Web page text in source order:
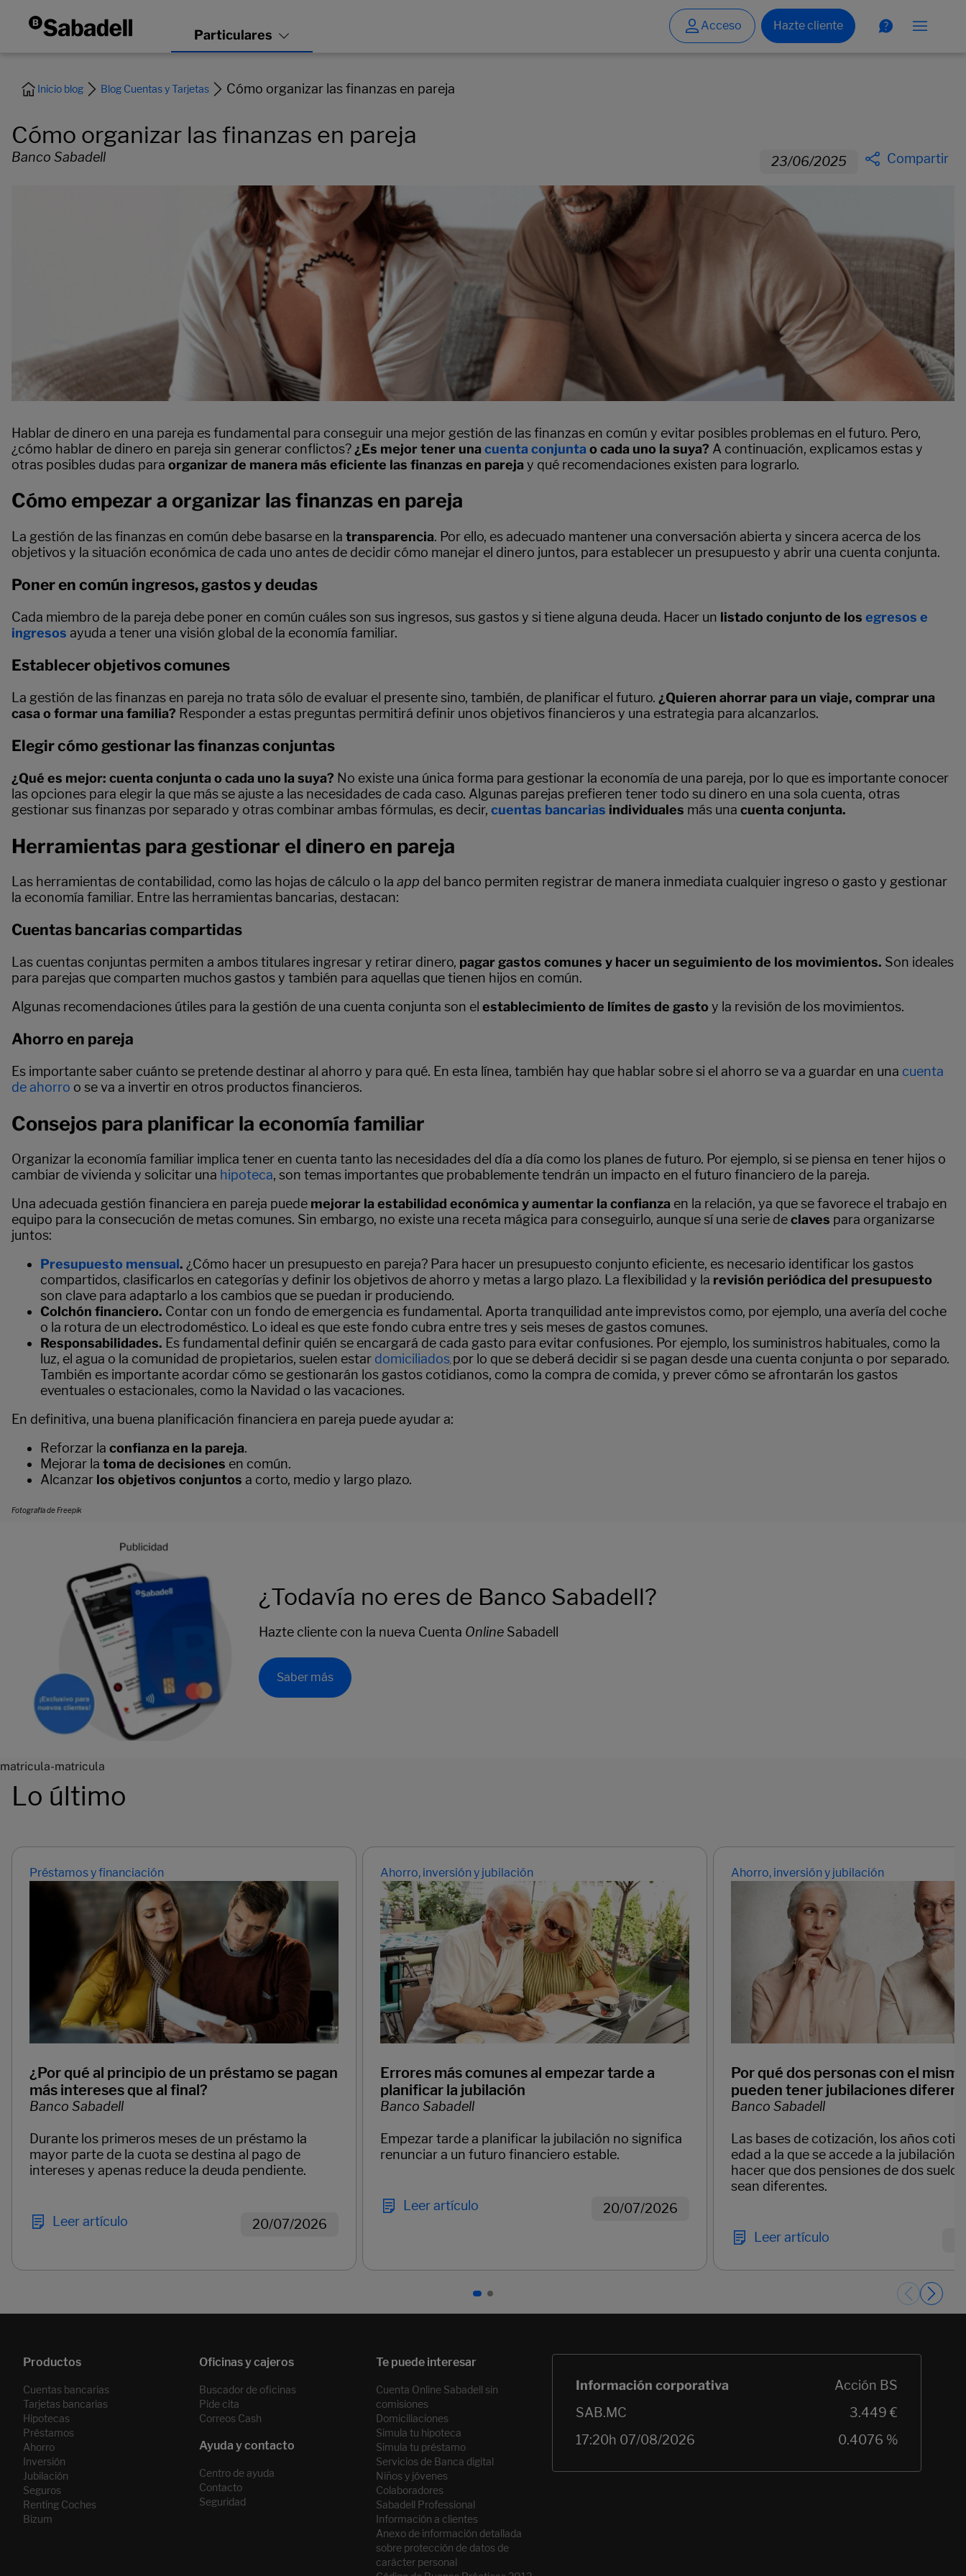
Inicio blog Blog Cuentas y Tarjetas Cómo organizar las finanzas en pareja
Cómo organizar las finanzas en pareja
Banco Sabadell 23/06/2025 Compartir
Hablar de dinero en una pareja es fundamental para conseguir una mejor gestión de las finanzas en común y evitar posibles problemas en el futuro. Pero,
¿cómo hablar de dinero en pareja sin generar conflictos? ¿Es mejor tener una cuenta conjunta o cada uno la suya? A continuación, explicamos estas y
otras posibles dudas para organizar de manera más eficiente las finanzas en pareja y qué recomendaciones existen para lograrlo.
Cómo empezar a organizar las finanzas en pareja
La gestión de las finanzas en común debe basarse en la transparencia. Por ello, es adecuado mantener una conversación abierta y sincera acerca de los
objetivos y la situación económica de cada uno antes de decidir cómo manejar el dinero juntos, para establecer un presupuesto y abrir una cuenta conjunta.
Poner en común ingresos, gastos y deudas
Cada miembro de la pareja debe poner en común cuáles son sus ingresos, sus gastos y si tiene alguna deuda. Hacer un listado conjunto de los egresos e
ingresos ayuda a tener una visión global de la economía familiar.
Establecer objetivos comunes
La gestión de las finanzas en pareja no trata sólo de evaluar el presente sino, también, de planificar el futuro. ¿Quieren ahorrar para un viaje, comprar una
casa o formar una familia? Responder a estas preguntas permitirá definir unos objetivos financieros y una estrategia para alcanzarlos.
Elegir cómo gestionar las finanzas conjuntas
¿Qué es mejor: cuenta conjunta o cada uno la suya? No existe una única forma para gestionar la economía de una pareja, por lo que es importante conocer
las opciones para elegir la que más se ajuste a las necesidades de cada caso. Algunas parejas prefieren tener todo su dinero en una sola cuenta, otras
gestionar sus finanzas por separado y otras combinar ambas fórmulas, es decir, cuentas bancarias individuales más una cuenta conjunta.
Herramientas para gestionar el dinero en pareja
Las herramientas de contabilidad, como las hojas de cálculo o la app del banco permiten registrar de manera inmediata cualquier ingreso o gasto y gestionar
la economía familiar. Entre las herramientas bancarias, destacan:
Cuentas bancarias compartidas
Las cuentas conjuntas permiten a ambos titulares ingresar y retirar dinero, pagar gastos comunes y hacer un seguimiento de los movimientos. Son ideales
para parejas que comparten muchos gastos y también para aquellas que tienen hijos en común.
Algunas recomendaciones útiles para la gestión de una cuenta conjunta son el establecimiento de límites de gasto y la revisión de los movimientos.
Ahorro en pareja
Es importante saber cuánto se pretende destinar al ahorro y para qué. En esta línea, también hay que hablar sobre si el ahorro se va a guardar en una cuenta
de ahorro o se va a invertir en otros productos financieros.
Consejos para planificar la economía familiar
Organizar la economía familiar implica tener en cuenta tanto las necesidades del día a día como los planes de futuro. Por ejemplo, si se piensa en tener hijos o
cambiar de vivienda y solicitar una hipoteca, son temas importantes que probablemente tendrán un impacto en el futuro financiero de la pareja.
Una adecuada gestión financiera en pareja puede mejorar la estabilidad económica y aumentar la confianza en la relación, ya que se favorece el trabajo en
equipo para la consecución de metas comunes. Sin embargo, no existe una receta mágica para conseguirlo, aunque sí una serie declaves para organizarse
juntos:
Presupuesto mensual. ¿Cómo hacer un presupuesto en pareja? Para hacer un presupuesto conjunto eficiente, es necesario identificar los gastos
compartidos, clasificarlos en categorías y definir los objetivos de ahorro y metas a largo plazo. La flexibilidad y la revisión periódica del presupuesto
son clave para adaptarlo a los cambios que se puedan ir produciendo.
Colchón financiero. Contar con un fondo de emergencia es fundamental. Aporta tranquilidad ante imprevistos como, por ejemplo, una avería del coche
o la rotura de un electrodoméstico. Lo ideal es que este fondo cubra entre tres y seis meses de gastos comunes.
Responsabilidades. Es fundamental definir quién se encargará de cada gasto para evitar confusiones. Por ejemplo, los suministros habituales, como la
luz, el agua o la comunidad de propietarios, suelen estar domiciliados por lo que se deberá decidir si se pagan desde una cuenta conjunta o por separado.
También es importante acordar cómo se gestionarán los gastos cotidianos, como la compra de comida, y prever cómo se afrontarán los gastos
eventuales o estacionales, como la Navidad o las vacaciones.
En definitiva, una buena planificación financiera en pareja puede ayudar a:
Reforzar la confianza en la pareja.
Mejorar la toma de decisiones en común.
Alcanzar los objetivos conjuntos a corto, medio y largo plazo.
Fotografía de Freepik
¿Todavía no eres de Banco Sabadell?
Hazte cliente con la nueva Cuenta Online Sabadell
Saber más
matricula-matricula
Lo último
Préstamos y financiación
¿Por qué al principio de un préstamo se pagan
más intereses que al final?
Banco Sabadell
Durante los primeros meses de un préstamo la
mayor parte de la cuota se destina al pago de
intereses y apenas reduce la deuda pendiente.
Leer artículo 20/07/2026
Ahorro, inversión y jubilación
Errores más comunes al empezar tarde a
planificar la jubilación
Banco Sabadell
Empezar tarde a planificar la jubilación no significa
renunciar a un futuro financiero estable.
Leer artículo 20/07/2026
Ahorro, inversión y jubilación
Por qué dos personas con el
pueden tener jubilaciones
Banco Sabadell
Las bases de cotización, los años
edad a la que se accede a la jubilación
hacer que dos pensiones de dos
sean diferentes.
Leer artículo
Cuentas bancarias
Tarjetas bancarias
Hipotecas
Préstamos
Ahorro
Inversión
Jubilación
Seguros
Renting Coches
Bizum
Buscador de oficinas
Pide cita
Correos Cash
Centro de ayuda
Contacto
Seguridad
Cuenta Online Sabadell sin
comisiones
Domiciliaciones
Simula tu hipoteca
Simula tu préstamo
Servicios de Banca digital
Niños y jóvenes
Colaboradores
Sabadell Professional
Información a clientes
Anexo de información detallada
sobre protección de datos de
carácter personal